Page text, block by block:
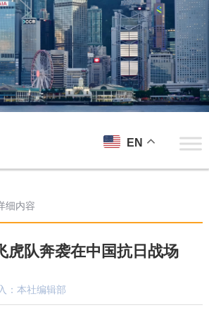
EN
细内容
虎队奔袭在中国抗日战场
：本社编辑部